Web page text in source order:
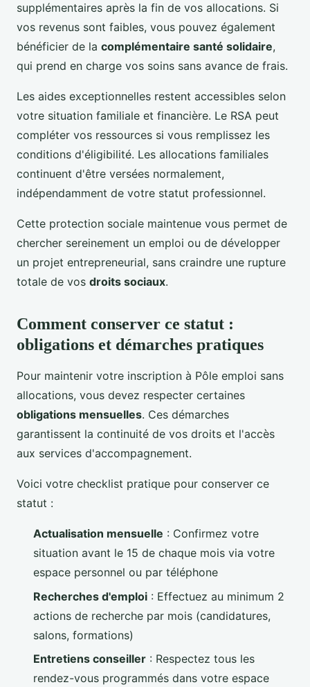
supplémentaires après la fin de vos allocations. Si
vos revenus sont faibles, vous pouvez également
bénéficier de la complémentaire santé solidaire,
qui prend en charge vos soins sans avance de frais.
Les aides exceptionnelles restent accessibles selon
votre situation familiale et financière. Le RSA peut
compléter vos ressources si vous remplissez les
conditions d'éligibilité. Les allocations familiales
continuent d'être versées normalement,
indépendamment de votre statut professionnel.
Cette protection sociale maintenue vous permet de
chercher sereinement un emploi ou de développer
un projet entrepreneurial, sans craindre une rupture
totale de vos droits sociaux.
Comment conserver ce statut :
obligations et démarches pratiques
Pour maintenir votre inscription à Pôle emploi sans
allocations, vous devez respecter certaines
obligations mensuelles. Ces démarches
garantissent la continuité de vos droits et l'accès
aux services d'accompagnement.
Voici votre checklist pratique pour conserver ce
statut :
Actualisation mensuelle : Confirmez votre
situation avant le 15 de chaque mois via votre
espace personnel ou par téléphone
Recherches d'emploi : Effectuez au minimum 2
actions de recherche par mois (candidatures,
salons, formations)
Entretiens conseiller : Respectez tous les
rendez-vous programmés dans votre espace